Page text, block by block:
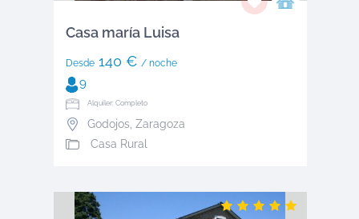
Casa maría Luisa
Desde140 € / noche
9
Alquiler: Completo
Godojos, Zaragoza
Casa Rural